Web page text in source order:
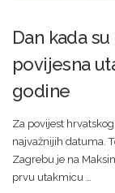
Dan kada
povijesna
godine
Za povijest
najvažnijih datuma.
Zagrebu je na
prvu utakmicu …